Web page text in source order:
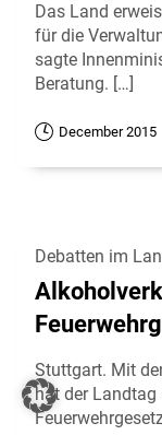
Das Land
für die
sagte
Beratung. […]
December 2015
Debatten im
Stuttgart. Mit
hat der